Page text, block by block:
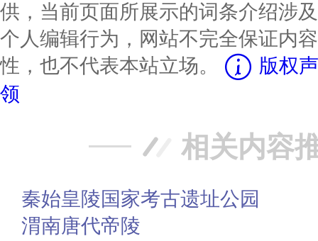
供，当前页面所展示的词条介绍涉
个人编辑行为，网站不完全保证内
性，也不代表本站立场。
版权
领
相关内容
秦始皇陵国家考古遗址公园
渭南唐代帝陵